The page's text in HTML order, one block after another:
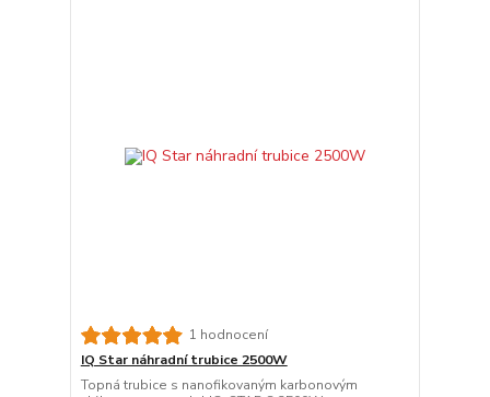
1 hodnocení
IQ Star náhradní trubice 2500W
Topná trubice s nanofikovaným karbonovým